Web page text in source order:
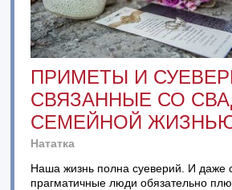
ПРИМЕТЫ И
СВЯЗАННЫЕ СО
СЕМЕЙНОЙ
Нататка
Наша жизнь полна суеверий. И даже
прагматичные люди обязательно